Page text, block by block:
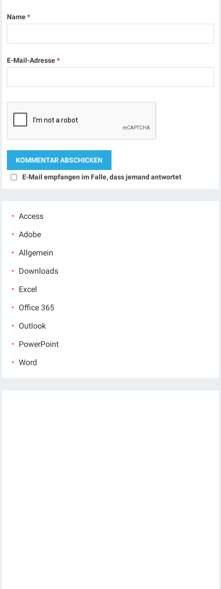
Name*
E-Mail-Adresse*
E-Mail empfangen im Falle, dass jemand antwortet
Access
Adobe
Allgemein
Downloads
Excel
Office 365
Outlook
PowerPoint
Word